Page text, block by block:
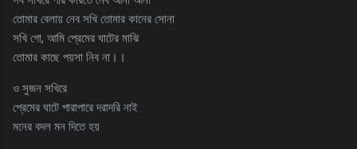
তোমার বেলায় নেব সখি তোমার কানের সোনা
সখি গো, আমি প্রেমের ঘাটের মাঝি
তোমার কাছে পয়সা নিব না।।
ও সুজন সখিরে
প্রেমের ঘাটে পারাপারে দরাদরি নাই
মনের বদল মন দিতে হয়